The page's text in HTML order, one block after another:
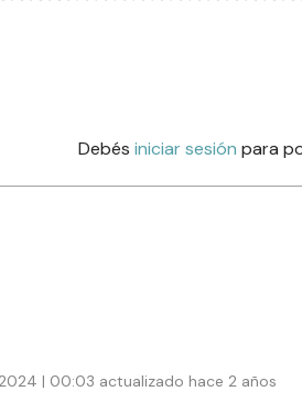
Debés iniciar sesión para
| 00:03 actualizado hace 2 años